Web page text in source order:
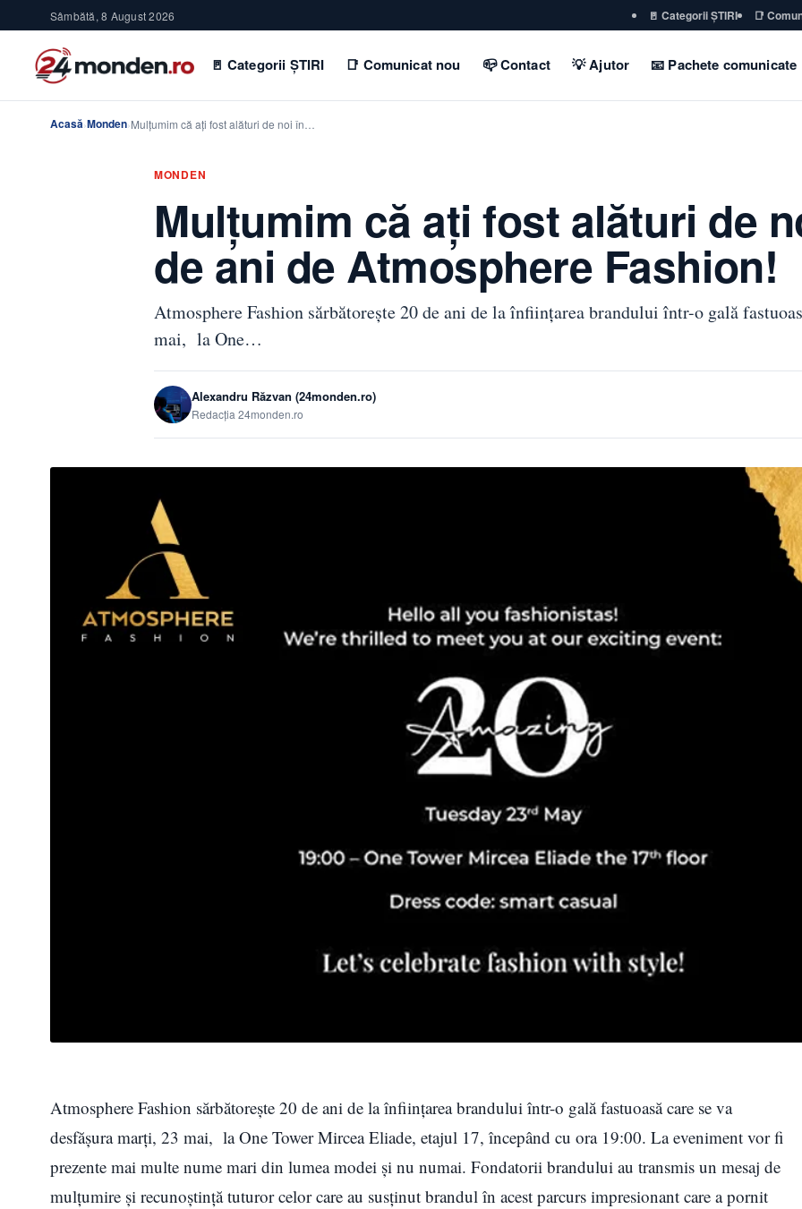
Sâmbătă, 8 August 2026 🚪 Categorii ȘTIRI 📑
🚪 Categorii ȘTIRI 📑 Comunicat nou 📪 Contact 💡 Ajutor 📧 Pachete comunicate
Acasă›Monden›Mulțumim că aţi fost alături de noi în…
MONDEN
Mulțumim că aţi fost alături de
de ani de Atmosphere Fashion!
Atmosphere Fashion sărbătoreşte 20 de ani de la înfiinţarea brandului într-o gală
mai, la One…
Alexandru Răzvan (24monden.ro)
Redacția 24monden.ro
Atmosphere Fashion sărbătoreşte 20 de ani de la înfiinţarea brandului într-o gală fastuoasă care se va
desfăşura marţi, 23 mai, la One Tower Mircea Eliade, etajul 17, începând cu ora 19:00. La eveniment vor fi
prezente mai multe nume mari din lumea modei şi nu numai. Fondatorii brandului au transmis un mesaj de
mulţumire şi recunoştinţă tuturor celor care au susţinut brandul în acest parcurs impresionant care a pornit